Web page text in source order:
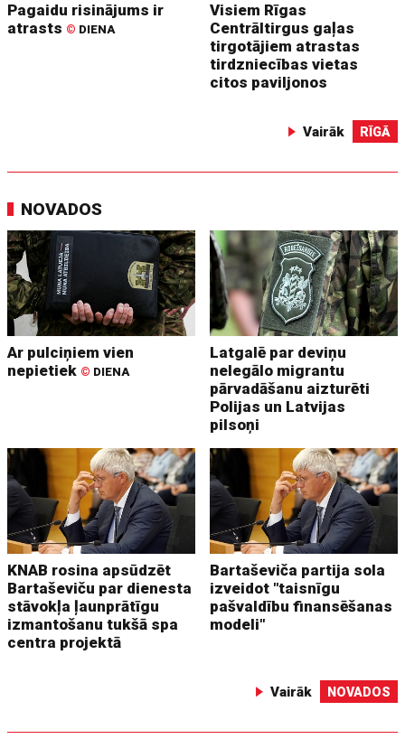
Pagaidu risinājums ir
atrasts © DIENA
Visiem Rīgas
Centrāltirgus gaļas
tirgotājiem atrastas
tirdzniecības vietas
citos paviljonos
Vairāk RĪGĀ
NOVADOS
Ar pulciņiem vien
nepietiek © DIENA
Latgalē par deviņu
nelegālo migrantu
pārvadāšanu aizturēti
Polijas un Latvijas
pilsoņi
KNAB rosina apsūdzēt
Bartaševiču par dienesta
stāvokļa ļaunprātīgu
izmantošanu tukšā spa
centra projektā
Bartaševiča partija sola
izveidot "taisnīgu
pašvaldību finansēšanas
modeli"
Vairāk NOVADOS